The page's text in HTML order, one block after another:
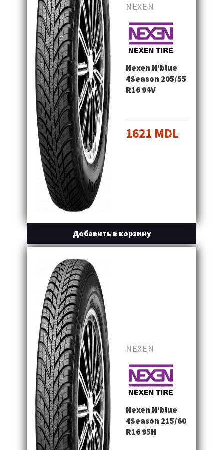
NEXEN
Nexen N'blue
4Season 205/55
R16 94V
1621 MDL
Добавить в корзину
NEXEN
Nexen N'blue
4Season 215/60
R16 95H